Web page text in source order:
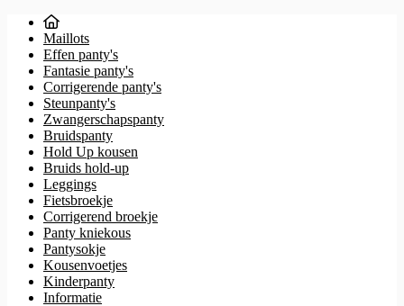
Maillots
Effen panty's
Fantasie panty's
Corrigerende panty's
Steunpanty's
Zwangerschapspanty
Bruidspanty
Hold Up kousen
Bruids hold-up
Leggings
Fietsbroekje
Corrigerend broekje
Panty kniekous
Pantysokje
Kousenvoetjes
Kinderpanty
Informatie